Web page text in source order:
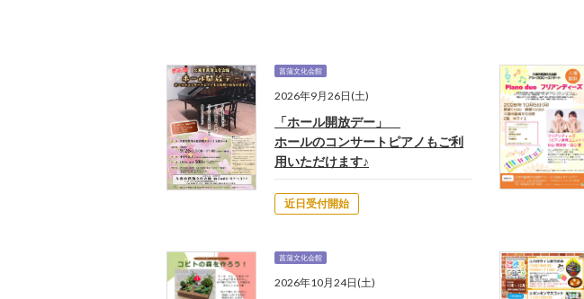
菖蒲文化会館
2026年9月26日(土)
「ホール開放デー」
ホールのコンサートピアノもご利
用いただけます♪
近日受付開始
菖蒲文化会館
2026年10月24日(土)